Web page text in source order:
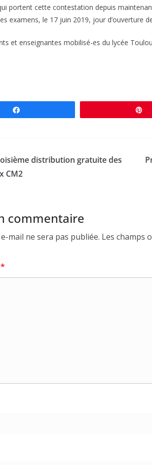
portent cette contestation depuis
examens, le 17 juin 2019, jour d’ouverture
et enseignantes mobilisé-es du lycée
distribution gratuite des
CM2
commentaire
mail ne sera pas publiée. Les champs
*